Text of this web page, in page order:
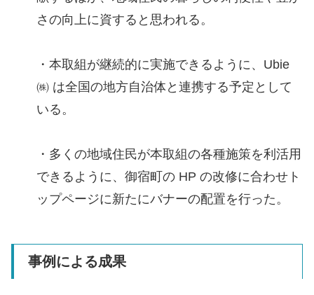
さの向上に資すると思われる。
・本取組が継続的に実施できるように、Ubie
㈱ は全国の地方自治体と連携する予定として
いる。
・多くの地域住民が本取組の各種施策を利活用
できるように、御宿町の HP の改修に合わせト
ップページに新たにバナーの配置を行った。
事例による成果